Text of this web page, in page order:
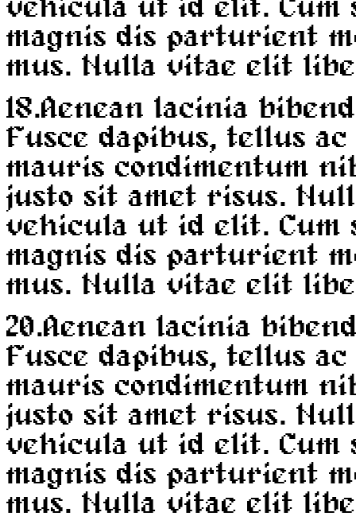
vehicula ut id elit. Cum
magnis dis parturient
mus. Nulla vitae elit
18.Aenean lacinia
Fusce dapibus, tellus
mauris condimentum
justo sit amet risus.
vehicula ut id elit. Cum
magnis dis parturient
mus. Nulla vitae elit
20.Aenean lacinia
Fusce dapibus, tellus
mauris condimentum
justo sit amet risus.
vehicula ut id elit. Cum
magnis dis parturient
mus. Nulla vitae elit